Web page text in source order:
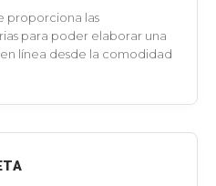
proporciona las
para poder elaborar una
línea desde la comodidad